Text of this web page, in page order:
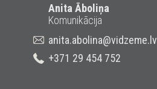
Anita Āboliņa
Komunikācija
anita.abolina@vidzeme.lv
+371 29 454 752